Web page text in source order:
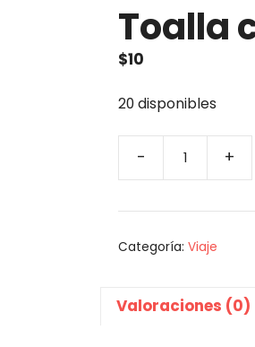
Toalla
$10
20 disponibles
- +
Categoría: Viaje
Valoraciones (0)